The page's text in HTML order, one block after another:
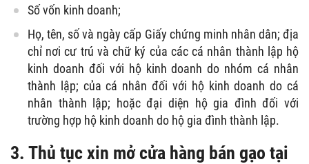
Số vốn kinh doanh;
Họ, tên, số và ngày cấp Giấy chứng minh nhân dân; địa
chỉ nơi cư trú và chữ ký của các cá nhân thành lập hộ
kinh doanh đối với hộ kinh doanh do nhóm cá nhân
thành lập; của cá nhân đối với hộ kinh doanh do cá
nhân thành lập; hoặc đại diện hộ gia đình đối với
trường hợp hộ kinh doanh do hộ gia đình thành lập.
3. Thủ tục xin mở cửa hàng bán gạo tại